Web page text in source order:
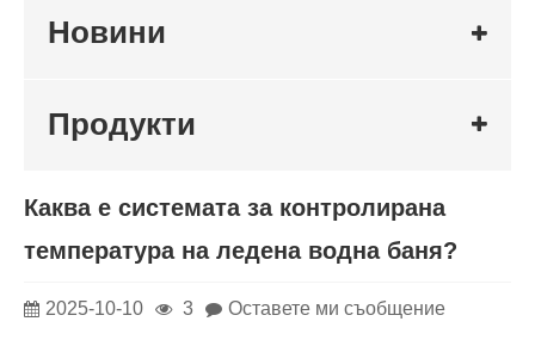
Новини
Продукти
Каква е системата за контролирана
температура на ледена водна баня?
2025-10-10 3 Оставете ми съобщение